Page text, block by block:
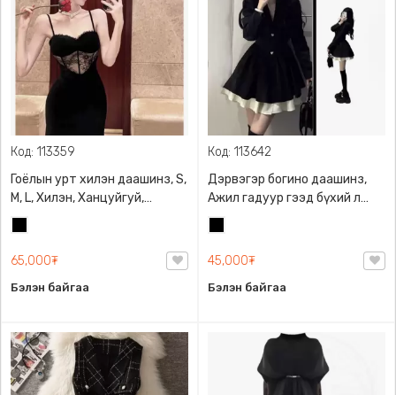
Код: 113359
Гоёлын урт хилэн даашинз, S,
M, L, Хилэн, Ханцуйгуй,
Бэлхүүс хэсэгт торон
оруулгатай, Ардаа
цахилгаантай, Мөрний уртыг
ихэсгэх багасгах боломжтой
65,000₮
Бэлэн байгаа
Код: 113642
Дэрвэгэр богино даашинз,
Ажил гадуур гээд бүхий л
газар өмсөх боломжтой дэгжин
даашинз
45,000₮
Бэлэн байгаа